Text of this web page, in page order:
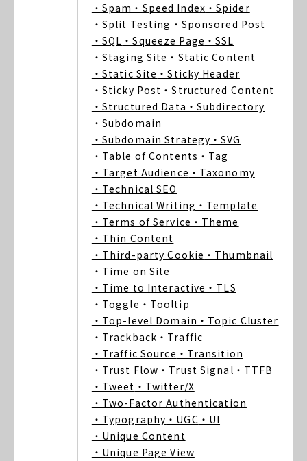
・Spam ・Speed Index ・Spider
・Split Testing ・Sponsored Post
・SQL ・Squeeze Page ・SSL
・Staging Site ・Static Content
・Static Site ・Sticky Header
・Sticky Post ・Structured Content
・Structured Data ・Subdirectory
・Subdomain
・Subdomain Strategy ・SVG
・Table of Contents ・Tag
・Target Audience ・Taxonomy
・Technical SEO
・Technical Writing ・Template
・Terms of Service ・Theme
・Thin Content
・Third-party Cookie ・Thumbnail
・Time on Site
・Time to Interactive ・TLS
・Toggle ・Tooltip
・Top-level Domain ・Topic Cluster
・Trackback ・Traffic
・Traffic Source ・Transition
・Trust Flow ・Trust Signal ・TTFB
・Tweet ・Twitter/X
・Two-Factor Authentication
・Typography ・UGC ・UI
・Unique Content
・Unique Page View